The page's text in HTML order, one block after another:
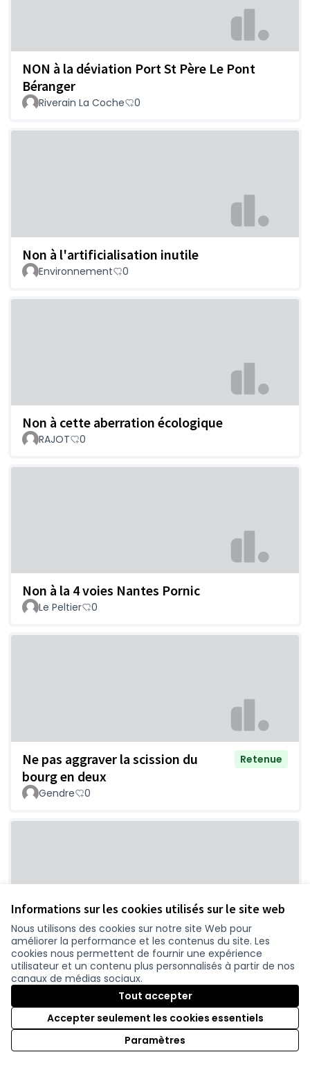
Informations sur les cookies utilisés sur le site web
Nous utilisons des cookies sur notre site Web pour
améliorer la performance et les contenus du site. Les
cookies nous permettent de fournir une expérience
utilisateur et un contenu plus personnalisés à partir de nos
canaux de médias sociaux.
Tout accepter
Accepter seulement les cookies essentiels
Paramètres
NON à la déviation Port St Père Le Pont
Béranger
Riverain La Coche 0
Non à l'artificialisation inutile
Environnement 0
Non à cette aberration écologique
RAJOT 0
Non à la 4 voies Nantes Pornic
Le Peltier 0
Ne pas aggraver la scission du
bourg en deux
Retenue
Gendre 0
Mutualisation pour réduire le traffic routier
plutôt que le maintien des populations dans
la dépendance au pétrole
0